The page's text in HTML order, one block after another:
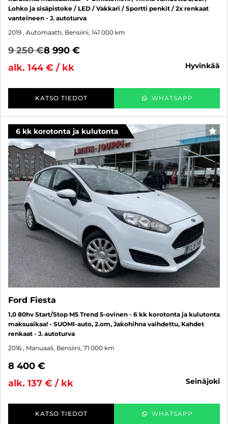
Lohko ja sisäpistoke / LED / Vakkari / Sportti penkit / 2x renkaat
vanteineen - J. autoturva
2019 , Automaatti, Bensiini, 141 000 km
9 250 €8 990 €
alk. 144 € / kk
hyvinkää
KATSO TIEDOT WHATSAPP
6 kk korotonta ja kulutonta
Ford Fiesta
1,0 80hv Start/Stop M5 Trend 5-ovinen - 6 kk korotonta ja kulutonta
maksuaikaa! - SUOMI-auto, 2.om, Jakohihna vaihdettu, Kahdet
renkaat - J. autoturva
2016 , Manuaali, Bensiini, 71 000 km
8 400 €
alk. 137 € / kk
seinäjoki
KATSO TIEDOT WHATSAPP